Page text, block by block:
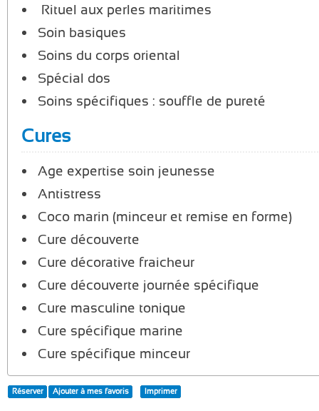
Rituel aux perles maritimes
Soin basiques
Soins du corps oriental
Spécial dos
Soins spécifiques : souffle de pureté
Cures
Age expertise soin jeunesse
Antistress
Coco marin (minceur et remise en forme)
Cure découverte
Cure décorative fraicheur
Cure découverte journée spécifique
Cure masculine tonique
Cure spécifique marine
Cure spécifique minceur
Réserver Ajouter à mes favoris Imprimer